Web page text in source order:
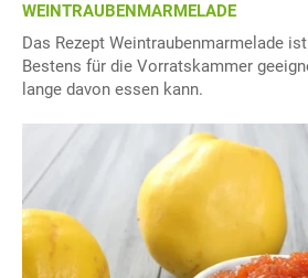
WEINTRAUBENMARMELADE
Das Rezept Weintraubenmarmelade
Bestens für die Vorratskammer
lange davon essen kann.